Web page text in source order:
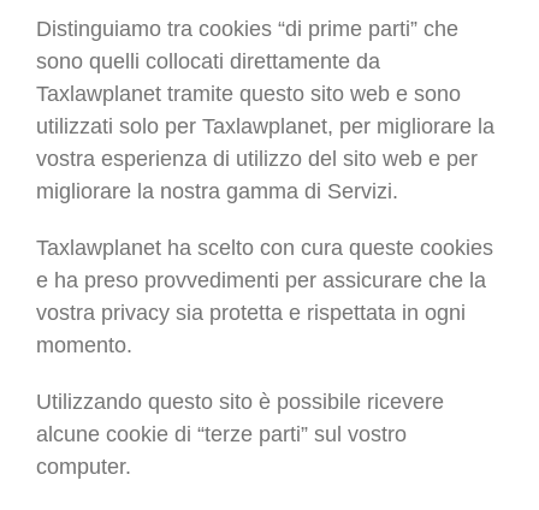
Distinguiamo tra cookies “di prime parti” che
sono quelli collocati direttamente da
Taxlawplanet tramite questo sito web e sono
utilizzati solo per Taxlawplanet, per migliorare la
vostra esperienza di utilizzo del sito web e per
migliorare la nostra gamma di Servizi.
Taxlawplanet ha scelto con cura queste cookies
e ha preso provvedimenti per assicurare che la
vostra privacy sia protetta e rispettata in ogni
momento.
Utilizzando questo sito è possibile ricevere
alcune cookie di “terze parti” sul vostro
computer.